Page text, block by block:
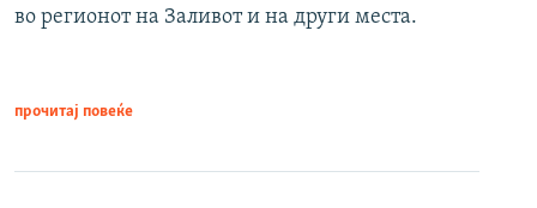
во регионот на Заливот и на други места.
прочитај повеќе